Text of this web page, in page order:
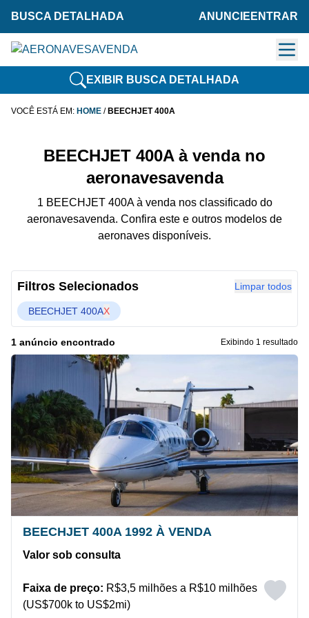
BUSCA DETALHADA ANUNCIE ENTRAR
EXIBIR BUSCA DETALHADA
VOCÊ ESTÁ EM: HOME / BEECHJET 400A
BEECHJET 400A à venda no
aeronavesavenda
1 BEECHJET 400A à venda nos classificado do
aeronavesavenda. Confira este e outros modelos de
aeronaves disponíveis.
Filtros Selecionados Limpar todos
BEECHJET 400AX
1 anúncio encontrado Exibindo 1 resultado
BEECHJET 400A 1992 À VENDA
Valor sob consulta
Faixa de preço: R$3,5 milhões a R$10 milhões
(US$700k to US$2mi)